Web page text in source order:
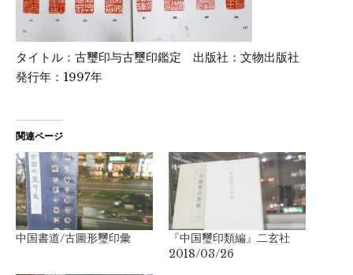
タイトル：古璽印与古璽印鑑定 出版社：文物出版社
発行年：1997年
関連ページ
中国書道/古圖形璽印彙
『中国璽印類編』二玄社
2018/03/26